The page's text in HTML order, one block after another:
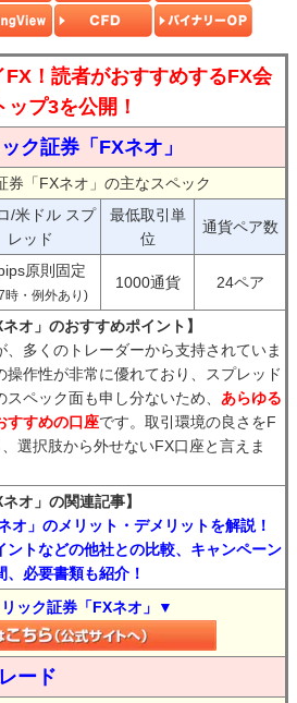
FX！読者がおすすめするFX会
ップ3を公開！
ク証券「FXネオ」
券「FXネオ」の主なスペック
/米ドル スプ
レッド
最低取引単
位
通貨ペア数
原則固定
時・例外あり)
1000通貨 24ペア
オ」のおすすめポイント】
多くのトレーダーから支持されていま
作性が非常に優れており、スプレッド
ペック面も申し分ないため、 あらゆる
すすめの口座です。取引環境の良さをF
選択肢から外せないFX口座と言えま
オ」の関連記事】
オ」のメリット・デメリットを解説！
ントなどの他社との比較、キャンペーン
必要書類も紹介！
ック証券「FXネオ」▼
ード